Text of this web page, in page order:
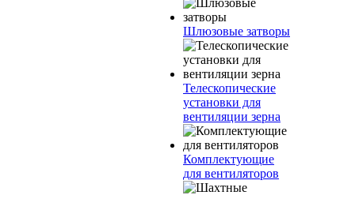
Шлюзовые затворы
Телескопические
установки для
вентиляции зерна
Комплектующие
для вентиляторов